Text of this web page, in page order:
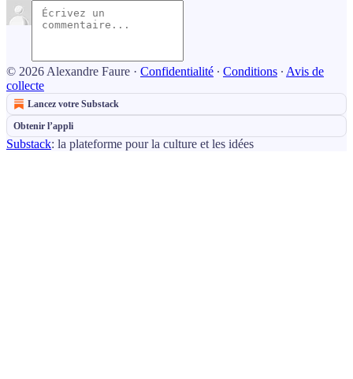
© 2026 Alexandre Faure · Confidentialité ∙ Conditions ∙ Avis de
collecte
Lancez votre Substack
Obtenir l’appli
Substack: la plateforme pour la culture et les idées